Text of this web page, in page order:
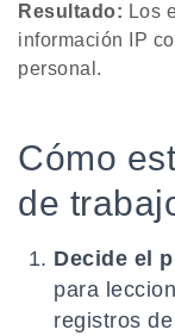
Resultado: Los
información IP
personal.
Cómo
de
Decide el
para
registros